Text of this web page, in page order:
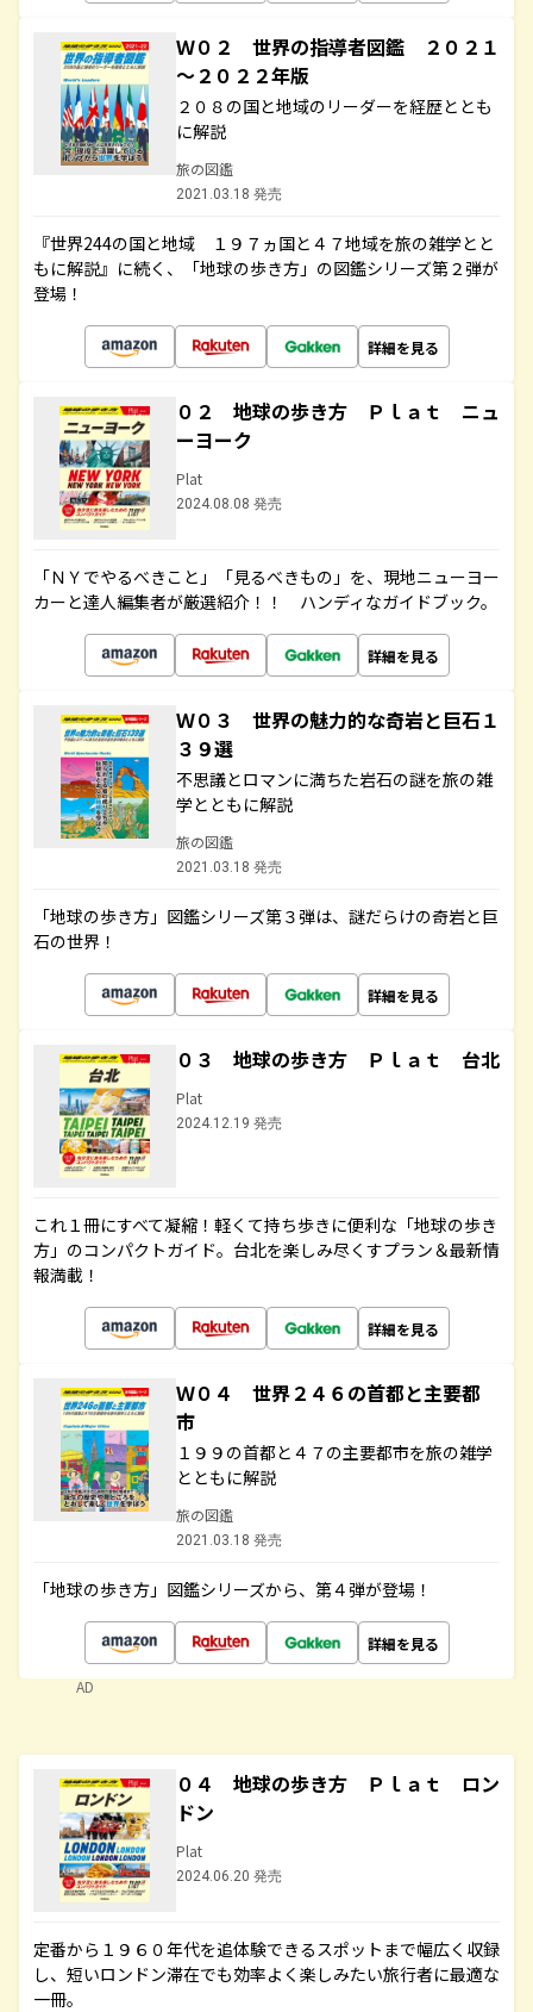
Ｗ０２ 世界の指導者図鑑 ２０２１
～２０２２年版
２０８の国と地域のリーダーを経歴ととも
に解説
旅の図鑑
2021.03.18 発売
『世界244の国と地域 １９７ヵ国と４７地域を旅の雑学とと
もに解説』に続く、「地球の歩き方」の図鑑シリーズ第２弾が
登場！
詳細を見る
０２ 地球の歩き方 Ｐｌａｔ ニュ
ーヨーク
Plat
2024.08.08 発売
「ＮＹでやるべきこと」「見るべきもの」を、現地ニューヨー
カーと達人編集者が厳選紹介！！ ハンディなガイドブック。
詳細を見る
Ｗ０３ 世界の魅力的な奇岩と巨石１
３９選
不思議とロマンに満ちた岩石の謎を旅の雑
学とともに解説
旅の図鑑
2021.03.18 発売
「地球の歩き方」図鑑シリーズ第３弾は、謎だらけの奇岩と巨
石の世界！
詳細を見る
０３ 地球の歩き方 Ｐｌａｔ 台北
Plat
2024.12.19 発売
これ１冊にすべて凝縮！軽くて持ち歩きに便利な「地球の歩き
方」のコンパクトガイド。台北を楽しみ尽くすプラン＆最新情
報満載！
詳細を見る
Ｗ０４ 世界２４６の首都と主要都
市
１９９の首都と４７の主要都市を旅の雑学
とともに解説
旅の図鑑
2021.03.18 発売
「地球の歩き方」図鑑シリーズから、第４弾が登場！
詳細を見る
AD
０４ 地球の歩き方 Ｐｌａｔ ロン
ドン
Plat
2024.06.20 発売
定番から１９６０年代を追体験できるスポットまで幅広く収録
し、短いロンドン滞在でも効率よく楽しみたい旅行者に最適な
一冊。